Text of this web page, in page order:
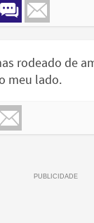
rodeado de
meu lado.